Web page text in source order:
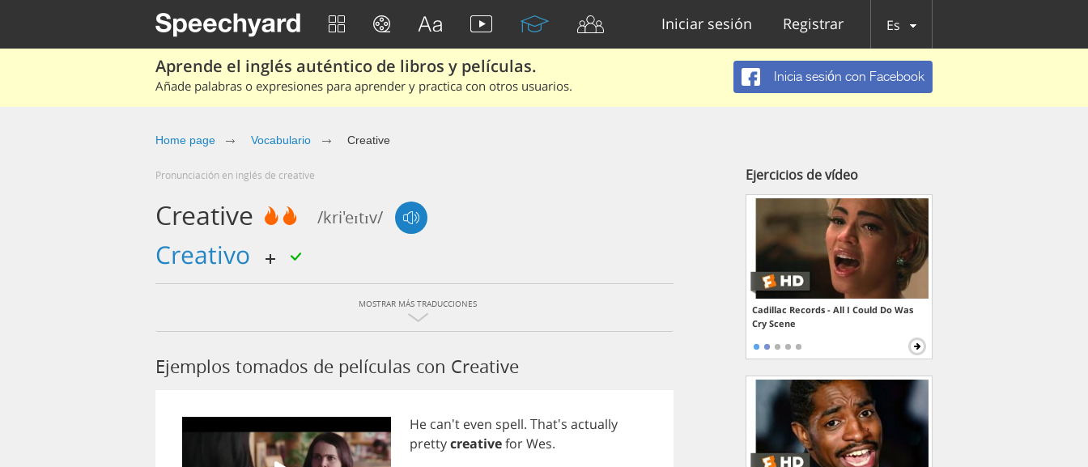
Iniciar sesión Registrar Es
Aprende el inglés auténtico de libros y películas.
Añade palabras o expresiones para aprender y practica con otros usuarios.
Inicia sesión con Facebook
Home page Vocabulario Creative
Pronunciación en inglés de creative
Creative /kri'eɪtɪv/
creativo
MOSTRAR MÁS TRADUCCIONES
Ejemplos tomados de películas con Creative
He can't even spell. That's actually
prettycreativeforWes.
Ejercicios de vídeo
Cadillac Records - All I Could Do Was
Cry Scene